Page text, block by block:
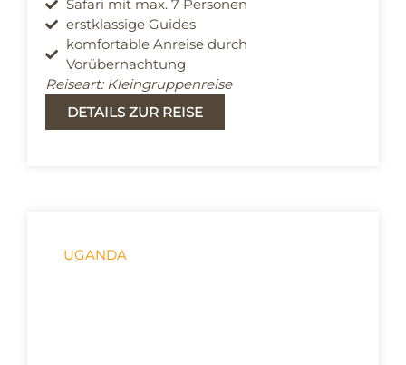
Safari mit max. 7 Personen
erstklassige Guides
komfortable Anreise durch
Vorübernachtung
Reiseart: Kleingruppenreise
DETAILS ZUR REISE
UGANDA